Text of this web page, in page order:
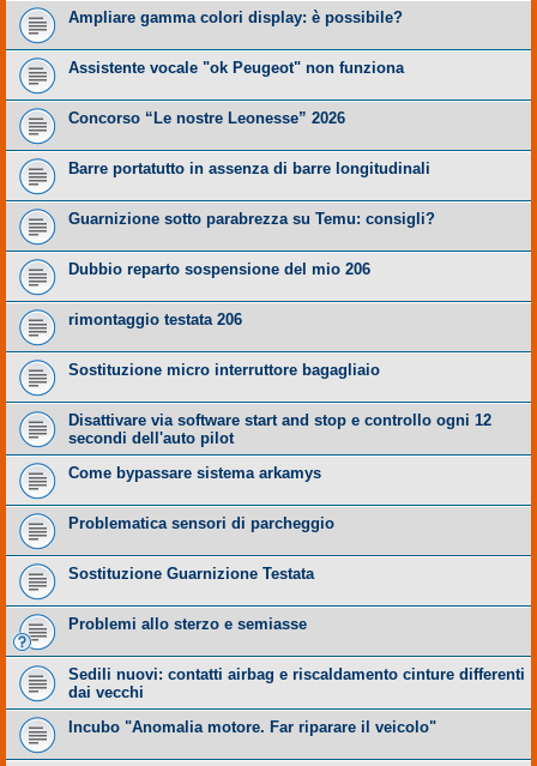
Ampliare gamma colori display: è possibile?
Assistente vocale "ok Peugeot" non funziona
Concorso “Le nostre Leonesse” 2026
Barre portatutto in assenza di barre longitudinali
Guarnizione sotto parabrezza su Temu: consigli?
Dubbio reparto sospensione del mio 206
rimontaggio testata 206
Sostituzione micro interruttore bagagliaio
Disattivare via software start and stop e controllo ogni 12
secondi dell'auto pilot
Come bypassare sistema arkamys
Problematica sensori di parcheggio
Sostituzione Guarnizione Testata
Problemi allo sterzo e semiasse
Sedili nuovi: contatti airbag e riscaldamento cinture differenti
dai vecchi
Incubo "Anomalia motore. Far riparare il veicolo"